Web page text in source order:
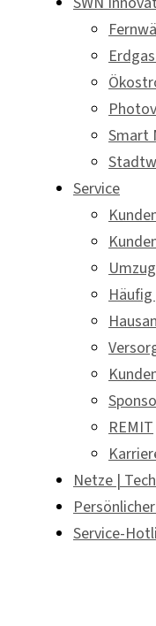
Smart
Service
REMIT
Netze |
Service-